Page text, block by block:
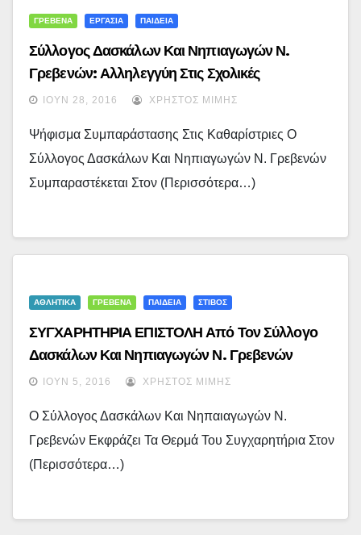
ΓΡΕΒΕΝΑ ΕΡΓΑΣΙΑ ΠΑΙΔΕΙΑ
Σύλλογος Δασκάλων Και Νηπιαγωγών Ν.
Γρεβενών: Αλληλεγγύη Στις Σχολικές
Καθαρίστριες Και Τον Αγώνα Τους
ΙΟΎΝ 28, 2016 ΧΡΉΣΤΟΣ ΜΊΜΗΣ
Ψήφισμα Συμπαράστασης Στις Καθαρίστριες Ο
Σύλλογος Δασκάλων Και Νηπιαγωγών Ν. Γρεβενών
Συμπαραστέκεται Στον (περισσότερα…)
ΑΘΛΗΤΙΚΑ ΓΡΕΒΕΝΑ ΠΑΙΔΕΙΑ ΣΤΙΒΟΣ
ΣΥΓΧΑΡΗΤΗΡΙΑ ΕΠΙΣΤΟΛΗ Από Τον Σύλλογο
Δασκάλων Και Νηπιαγωγών Ν. Γρεβενών
ΙΟΎΝ 5, 2016 ΧΡΉΣΤΟΣ ΜΊΜΗΣ
Ο Σύλλογος Δασκάλων Και Νηπαιαγωγών Ν.
Γρεβενών Εκφράζει Τα Θερμά Του Συγχαρητήρια Στον
(περισσότερα…)